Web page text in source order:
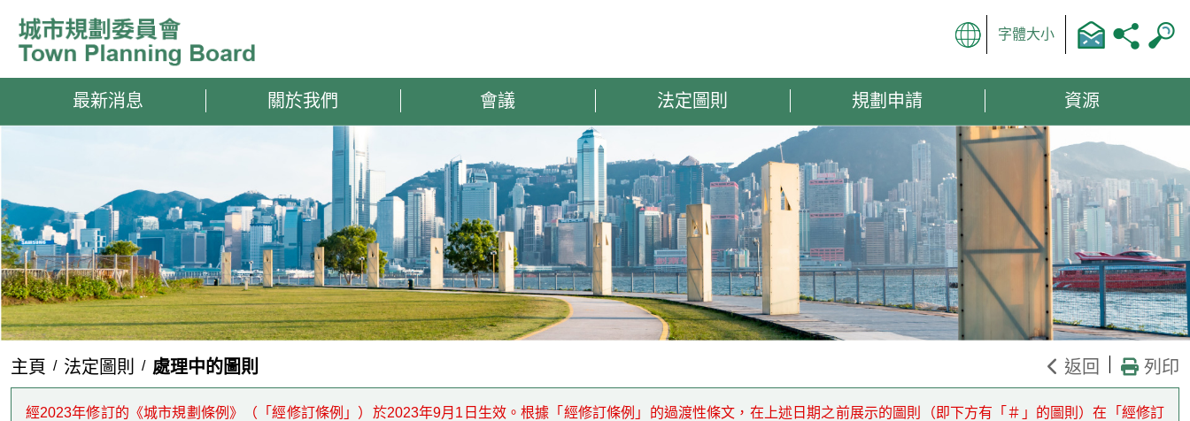
字體大小
最新消息 關於我們 會議 法定圖則 規劃申請 資源
主頁 法定圖則 處理中的圖則 返回 列印
經2023年修訂的《城市規劃條例》（「經修訂條例」）於2023年9月1日生效。根據「經修訂條例」的過渡性條文，在上述日期之前展示的圖則（即下方有「＃」的圖則）在「經修訂